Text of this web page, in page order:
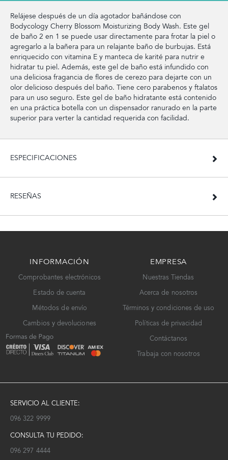
Relájese después de un día agotador bañándose con
Bodycology Cherry Blossom Moisturizing Body Wash. Este gel
de baño 2 en 1 se puede usar directamente para frotar la piel o
agregarlo a la bañera para un relajante baño de burbujas. Está
enriquecido con vitamina E y manteca de karité para nutrir e
hidratar tu piel. Además, este gel de baño está infundido con
una deliciosa fragancia de flores de cerezo para dejarte con un
olor delicioso después del baño. Tiene cero parabenos y ftalatos
para un uso seguro. Este gel de baño hidratante está contenido
en una práctica botella con un dispensador ranurado en la parte
superior para verter la cantidad requerida con facilidad.
ESPECIFICACIONES
RESEÑAS
INFORMACIÓN
Comprobantes electrónicos
Estado de cuenta
Métodos de envío
Cambios y devoluciones
EMPRESA
Nuestras Tiendas
Acerca de nosotros
Términos y condiciones de uso
Políticas de privacidad
Contáctanos
Trabaja con nosotros
SERVICIO AL CLIENTE:
096 322 9999
CONSULTA TU PEDIDO:
096 297 4444